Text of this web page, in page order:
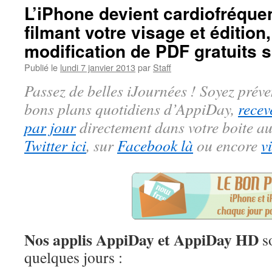
L’iPhone devient
filmant votre visage et
modification de PDF gratuits
Publié le lundi 7 janvier 2013 par Staff
Passez de belles iJournées ! Soyez
bons plans quotidiens d’AppiDay,
par jourdirectement dans votre boite
Twitter ici, surFacebook là ou encore
Nos applis AppiDay et AppiDay HD
quelques jours :